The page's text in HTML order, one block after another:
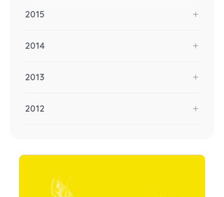
2015
2014
2013
2012